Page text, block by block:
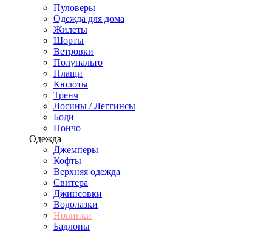
Пуловеры
Одежда для дома
Жилеты
Шорты
Ветровки
Полупальто
Плащи
Кюлоты
Тренч
Лосины / Леггинсы
Боди
Пончо
Одежда
Джемперы
Кофты
Верхняя одежда
Свитера
Джинсовки
Водолазки
Новинки
Бадлоны